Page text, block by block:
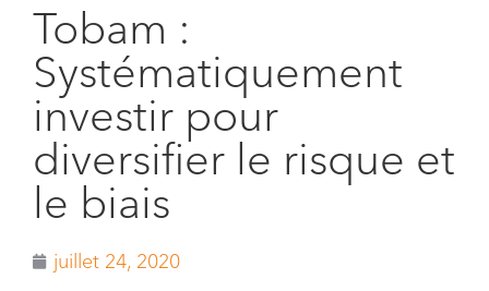
Tobam :
Systématiquement
investir pour
diversifier le risque et
le biais
juillet 24, 2020